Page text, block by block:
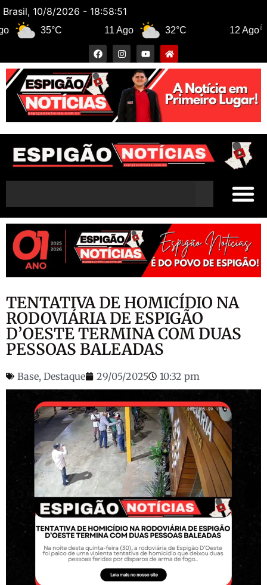
Brasil, 10/8/2026 - 18:58:52
35°C 32°C
TENTATIVA DE HOMICÍDIO NA
RODOVIÁRIA DE ESPIGÃO
D’OESTE TERMINA COM DUAS
PESSOAS BALEADAS
Base, Destaque 29/05/2025 10:32 pm